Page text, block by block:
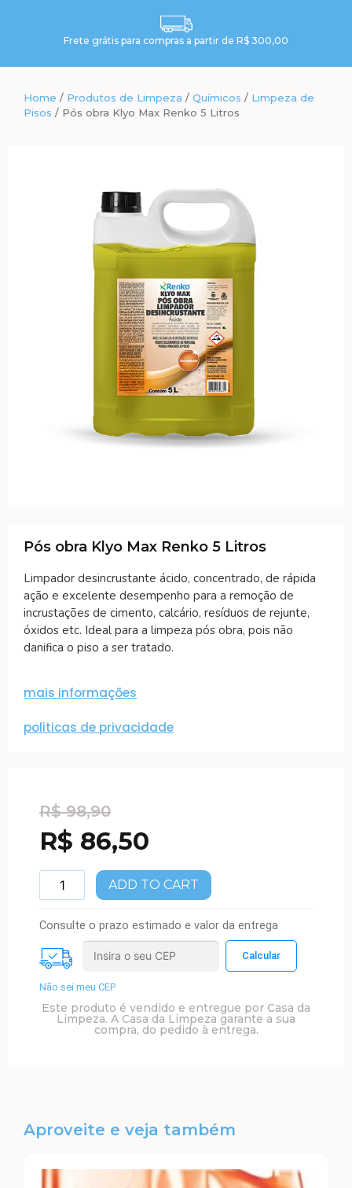
Frete grátis para compras a partir de R$ 300,00
Home / Produtos de Limpeza / Químicos / Limpeza de
Pisos / Pós obra Klyo Max Renko 5 Litros
Pós obra Klyo Max Renko 5 Litros
Limpador desincrustante ácido, concentrado, de rápida
ação e excelente desempenho para a remoção de
incrustações de cimento, calcário, resíduos de rejunte,
óxidos etc. Ideal para a limpeza pós obra, pois não
danifica o piso a ser tratado.
mais informações
politicas de privacidade
R$98,90
R$ 86,50
ADD TO CART
Consulte o prazo estimado e valor da entrega
Não sei meu CEP
Este produto é vendido e entregue por Casa da
Limpeza. A Casa da Limpeza garante a sua
compra, do pedido à entrega.
Aproveite e veja também